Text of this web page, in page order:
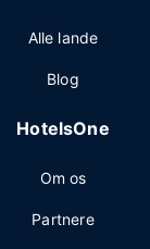
Alle lande
Blog
HotelsOne
Om os
Partnere